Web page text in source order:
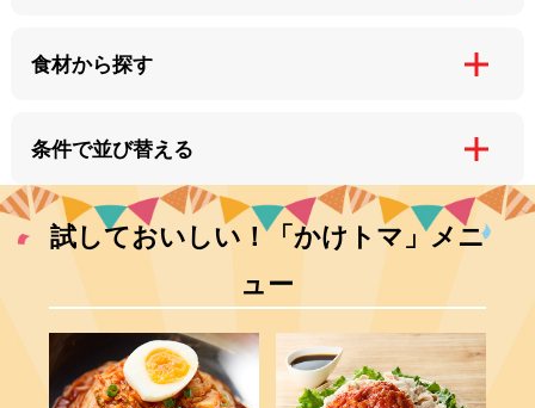
食材から探す
条件で並び替える
試しておいしい！「かけトマ」メニ
ュー